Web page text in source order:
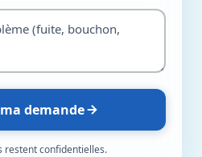
demande
restent confidentielles.